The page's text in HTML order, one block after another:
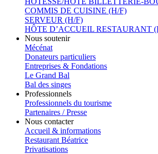
COMMIS DE CUISINE (H/F)
SERVEUR (H/F)
HÔTE D’ACCUEIL RESTAURANT
Nous soutenir
Mécénat
Donateurs particuliers
Entreprises & Fondations
Le Grand Bal
Bal des singes
Professionnels
Professionnels du tourisme
Partenaires / Presse
Nous contacter
Accueil & informations
Restaurant Béatrice
Privatisations